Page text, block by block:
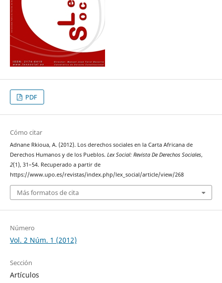
PDF
Cómo citar
Adnane Rkioua, A. (2012). Los derechos sociales en la Carta Africana de
Derechos Humanos y de los Pueblos. Lex Social: Revista De Derechos Sociales,
2(1), 31–54. Recuperado a partir de
https://www.upo.es/revistas/index.php/lex_social/article/view/268
Más formatos de cita
Número
Vol. 2 Núm. 1 (2012)
Sección
Artículos